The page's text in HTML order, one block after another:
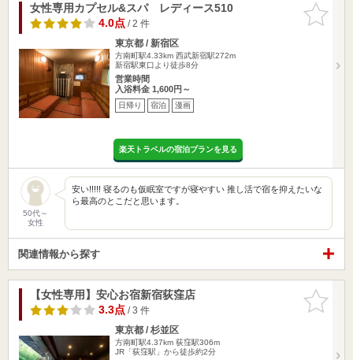
お気に入
りに追加
女性専用カプセル&スパ レディース510
4.0点/ 2 件
東京都 / 新宿区
方南町駅4.33km 西武新宿駅272m
新宿駅東口より徒歩8分
営業時間
入浴料金 1,600円～
日帰り 宿泊 漫画
楽天トラベルの宿泊プランを見る
50代～
女性
安い!!!!! 寝るのも仮眠室ですが寝やすい 推し活で宿を抑えたいな
ら最高のとこだと思います。
関連情報から探す
お気に入
りに追加
【女性専用】安心お宿新宿荻窪店
3.3点/ 3 件
東京都 / 杉並区
方南町駅4.37km 荻窪駅306m
JR「荻窪駅」から徒歩約2分